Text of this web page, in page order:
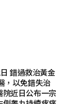
錯過救治黃金
，以免錯失治
近日公布一宗